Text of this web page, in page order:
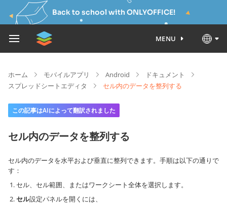
Back to school with ONLYOFFICE!
MENU
ホーム モバイルアプリ Android
ドキュメント
スプレッドシートエディタ
セル内のデータを整列する
この記事はAIによって翻訳されました
セル内のデータを整列する
セル内のデータを水平および垂直に整列できます。手順は以下の通りで
す：
セル、セル範囲、またはワークシート全体を選択します。
セル設定パネルを開くには、